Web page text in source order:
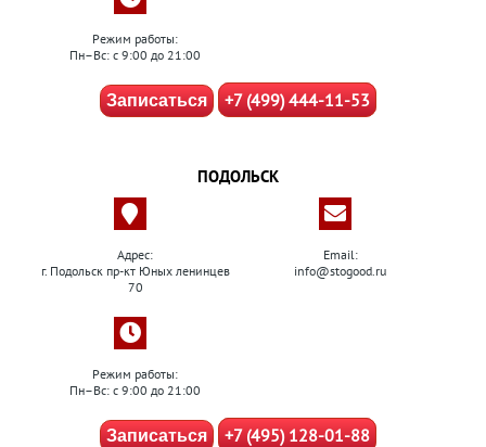
Режим работы:
Пн–Вс: с 9:00 до 21:00
Записаться +7 (499) 444-11-53
ПОДОЛЬСК
Адрес:
г. Подольск пр-кт Юных ленинцев
70
Email:
info@stogood.ru
Режим работы:
Пн–Вс: с 9:00 до 21:00
Записаться +7 (495) 128-01-88